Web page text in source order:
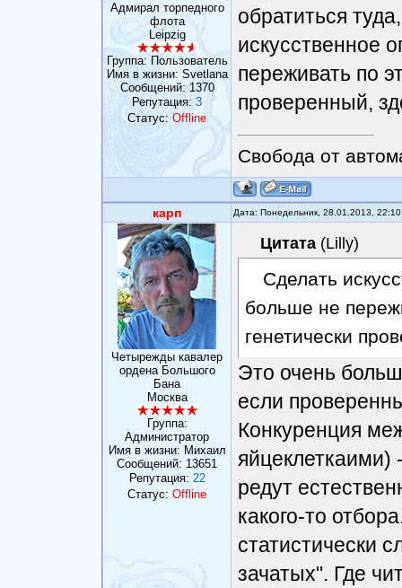
Адмирал торпедного
флота
Leipzig
Группа: Пользователь
Имя в жизни: Svetlana
Сообщений:1370
Репутация: 3
Статус: Offline
обратиться
искусственное
переживать по
проверенный,
Свобода от
карп Дата: Понедельник, 28.01.2013,
Четырежды кавалер
ордена Большого
Бана
Москва
Группа:
Администратор
Имя в жизни: Михаил
Сообщений: 13651
Репутация: 22
Статус: Offline
Цитата (Lilly)
Сделать
больше не
генетически
Это очень
если
Конкуренция
яйцеклеткаими)
редут
какого-то
статистически
зачатых". Где